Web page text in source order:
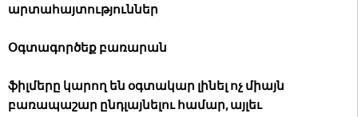
արտահայտություններ
Օգտագործեք բառարան
ֆիլմերը կարող են օգտակար լինել ոչ միայն
բառապաշար ընդլայնելու համար, այլեւ